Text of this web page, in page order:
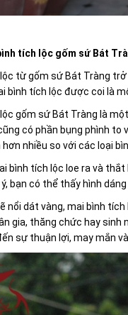
tích lộc gốm sứ Bát
từ gốm sứ Bát Tràng
bình tích lộc được coi là
gốm sứ Bát Tràng là
có phần bụng phình to
nhiều so với các loại
bình tích lộc loe ra và
bạn có thể thấy hình
nổi dát vàng, mai bình
gia, thăng chức hay sinh
sự thuận lợi, may mắn